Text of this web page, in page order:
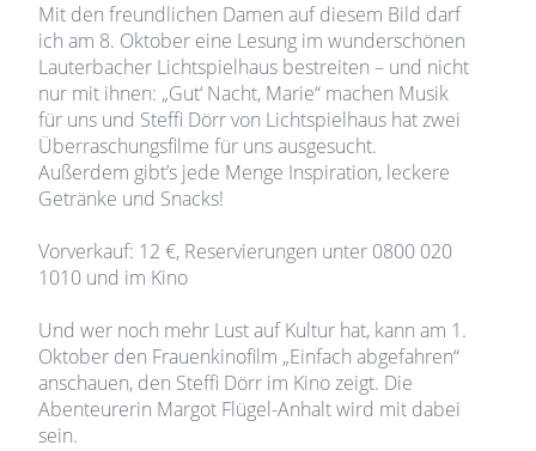
Mit den freundlichen Damen auf diesem Bild darf
ich am 8. Oktober eine Lesung im wunderschönen
Lauterbacher Lichtspielhaus bestreiten – und nicht
nur mit ihnen: „Gut‘ Nacht, Marie“ machen Musik
für uns und Steffi Dörr von Lichtspielhaus hat zwei
Überraschungsfilme für uns ausgesucht.
Außerdem gibt’s jede Menge Inspiration, leckere
Getränke und Snacks!
Vorverkauf: 12 €, Reservierungen unter 0800 020
1010 und im Kino
Und wer noch mehr Lust auf Kultur hat, kann am 1.
Oktober den Frauenkinofilm „Einfach abgefahren“
anschauen, den Steffi Dörr im Kino zeigt. Die
Abenteurerin Margot Flügel-Anhalt wird mit dabei
sein.